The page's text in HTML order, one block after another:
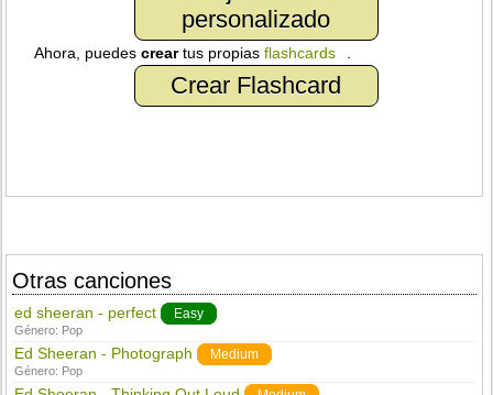
personalizado
Ahora, puedescreartus propiasflashcards
Crear Flashcard
Otras canciones
ed sheeran - perfect Easy
Género: Pop
Ed Sheeran - Photograph Medium
Género: Pop